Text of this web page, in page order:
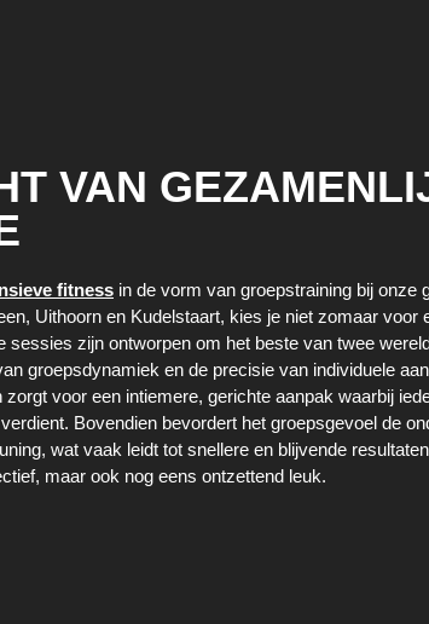
VAN
fitness in de vorm van groepstraining bij onze
Uithoorn en Kudelstaart, kies je niet zomaar voor
sessies zijn ontworpen om het beste van twee
groepsdynamiek en de precisie van individuele
voor een intiemere, gerichte aanpak waarbij
Bovendien bevordert het groepsgevoel de
wat vaak leidt tot snellere en blijvende
maar ook nog eens ontzettend leuk.